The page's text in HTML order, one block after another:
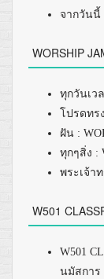
จากวันนี้
WORSHIP
ทุกวันเว
โปรดทร
ฝัน :
ทุกๆสิ่ง :
พระเจ้า
W501
W501
นมัสการ